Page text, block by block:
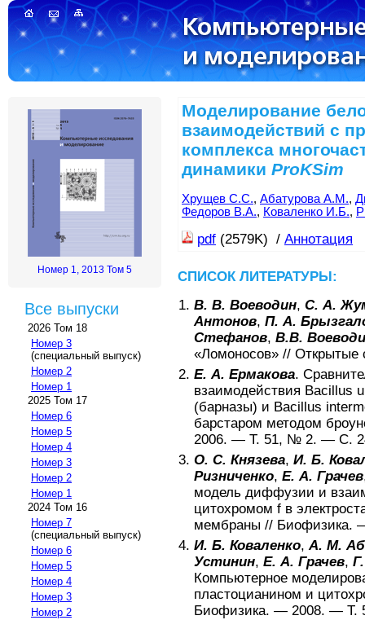
Номер 1, 2013 Том 5
Все выпуски
2026 Том 18
Номер 3
(специальный выпуск)
Номер 2
Номер 1
2025 Том 17
Номер 6
Номер 5
Номер 4
Номер 3
Номер 2
Номер 1
2024 Том 16
Номер 7
(специальный выпуск)
Номер 6
Номер 5
Номер 4
Номер 3
Номер 2
Моделирование
взаимодействий с
комплекса
динамики ProKSim
Хрущев С.С., Абатурова А.М.,
Федоров В.А., Коваленко И.Б.,
pdf (2579K) / Аннотация
СПИСОК ЛИТЕРАТУРЫ:
В. В. Воеводин, С. А.
Антонов, П. А.
Стефанов, В.В.
«Ломоносов» // Открытые
Е. А. Ермакова.
взаимодействия Bacillus
(барназы) и Bacillus
барстаром методом
2006. — Т. 51, № 2. — С.
О. С. Князева, И. Б.
Ризниченко, Е. А. Грачев
модель диффузии и
цитоxpомом f в
мембpаны // Биофизика.
И. Б. Коваленко,А. М.
Устинин, Е. А. Грачев,
Компьютерное
пластоцианином и
Биофизика. — 2008. — Т.